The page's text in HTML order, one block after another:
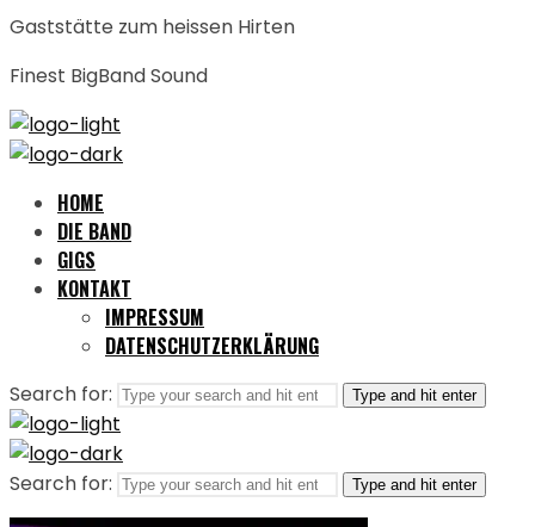
Gaststätte zum heissen Hirten
Finest BigBand Sound
HOME
DIE BAND
GIGS
KONTAKT
IMPRESSUM
DATENSCHUTZERKLÄRUNG
Search for: Type and hit enter
Search for: Type and hit enter